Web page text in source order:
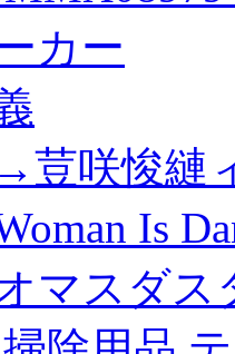
カー
荳咲悛縺
Is
マスダス